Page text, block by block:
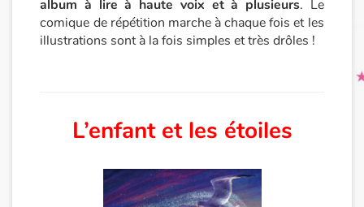
album à lire à haute voix et à plusieurs. Le
comique de répétition marche à chaque fois et les
illustrations sont à la fois simples et très drôles !
L’enfant et les étoiles